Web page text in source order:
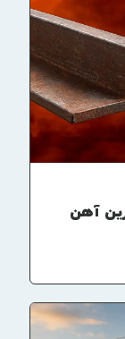
آهن